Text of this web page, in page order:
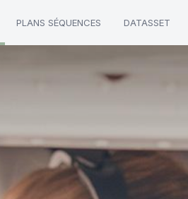
PLANS SÉQUENCES DATASSET